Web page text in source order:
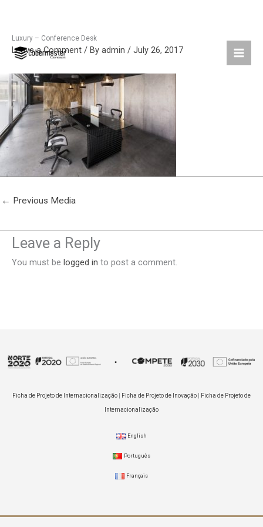
SkipLuxury – Conference Desk
Leave a Comment / By admin / July 26, 2017
← Previous Media
Leave a Reply
You must be logged in to post a comment.
Ficha de Projeto de Internacionalização Ficha de Projeto de Inovação Ficha de Projeto de
Internacionalização
English
Português
Français